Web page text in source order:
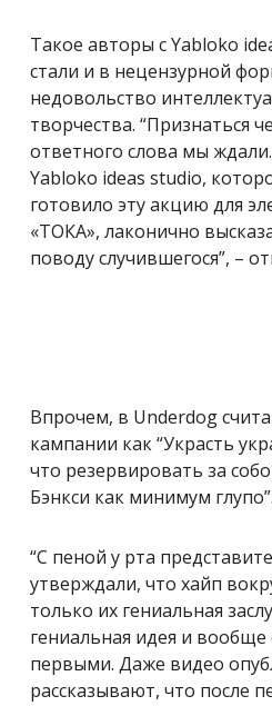
Такое авторы с Yabloko
стали и в нецензурной
недовольство
творчества. “Признаться
ответного слова мы
Yabloko ideas studio,
готовило эту акцию для
«ТОКА», лаконично
поводу случившегося”, –
Впрочем, в Underdog
кампании как “Украсть
что резервировать за
Бэнкси как минимум глупо”.
“С пеной у рта
утверждали, что хайп
только их гениальная
гениальная идея и вообще
первыми. Даже видео
рассказывают, что после